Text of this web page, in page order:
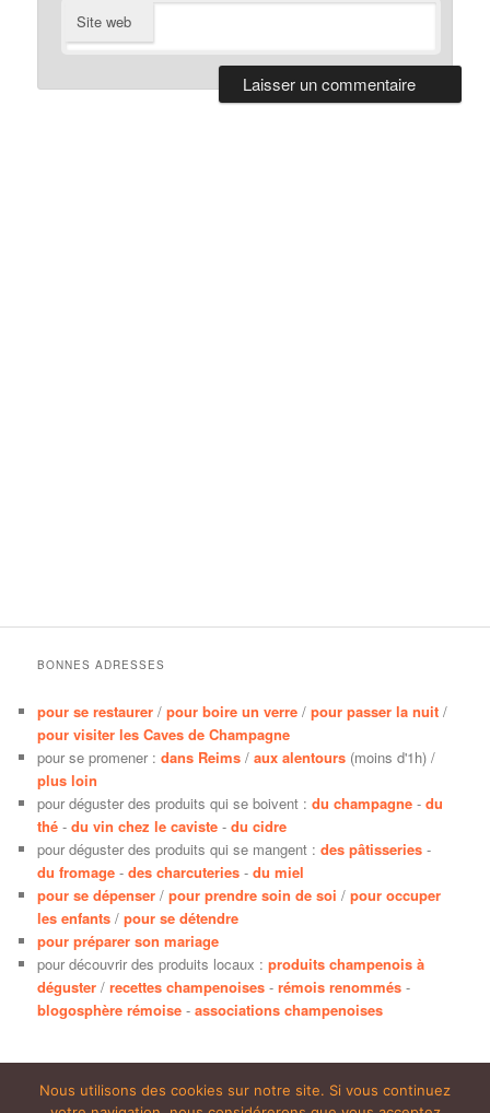
Site web
BONNES ADRESSES
pour se restaurer /pour boire un verre /pour passer la nuit /
pour visiter les Caves de Champagne
pour se promener :dans Reims /aux alentours (moins d'1h) /
plus loin
pour déguster des produits qui se boivent :du champagne -du
thé -du vin chez le caviste -du cidre
pour déguster des produits qui se mangent :des pâtisseries -
du fromage -des charcuteries -du miel
pour se dépenser /pour prendre soin de soi /pour occuper
les enfants /pour se détendre
pour préparer son mariage
pour découvrir des produits locaux :produits champenois à
déguster /recettes champenoises -rémois renommés -
blogosphère rémoise -associations champenoises
Nous utilisons des cookies sur notre site. Si vous continuez